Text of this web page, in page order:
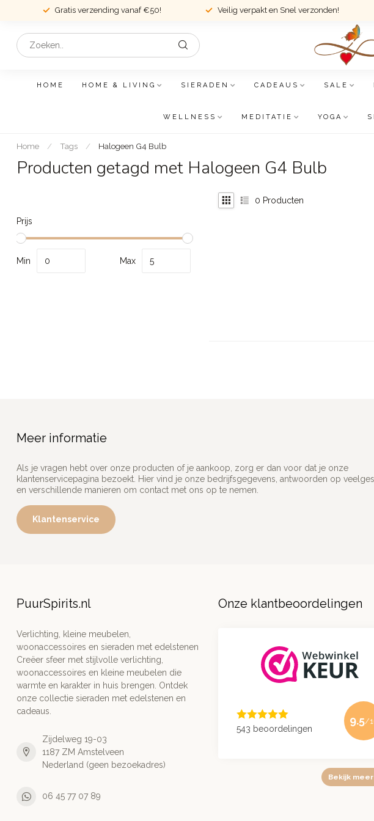
Gratis verzending vanaf €50! Veilig verpakt en Snel verzonden!
HOME HOME & LIVING SIERADEN CADEAUS SALE
WELLNESS MEDITATIE YOGA
Home / Tags / Halogeen G4 Bulb
Producten getagd met Halogeen G4 Bulb
Prijs
Min Max
0 Producten
Meer informatie
Als je vragen hebt over onze producten of je aankoop, zorg er dan voor dat je onze
klantenservicepagina bezoekt. Hier vind je onze bedrijfsgegevens, antwoorden op
en verschillende manieren om contact met ons op te nemen.
Klantenservice
PuurSpirits.nl
Verlichting, kleine meubelen,
woonaccessoires en sieraden met edelstenen
Creëer sfeer met stijlvolle verlichting,
woonaccessoires en kleine meubelen die
warmte en karakter in huis brengen. Ontdek
onze collectie sieraden met edelstenen en
cadeaus.
Zijdelweg 19-03
1187 ZM Amstelveen
Nederland (geen bezoekadres)
06 45 77 07 89
Onze klantbeoordelingen
543 beoordelingen
9.5/
Bekijk meer